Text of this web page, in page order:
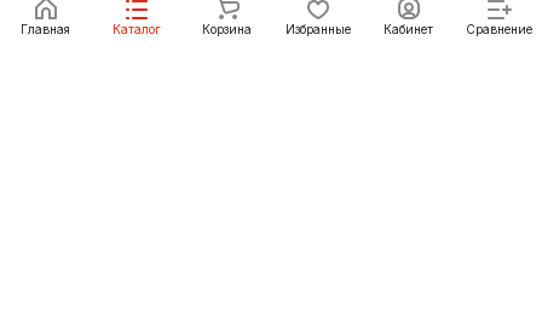
В корзину
Главная Каталог Корзина Избранные Кабинет Сравнение